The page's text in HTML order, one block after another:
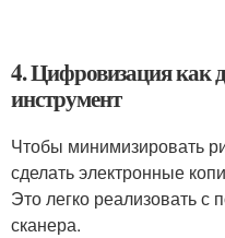
4. Цифровизация как
инструмент
Чтобы минимизировать
сделать электронные
Это легко реализовать
сканера.